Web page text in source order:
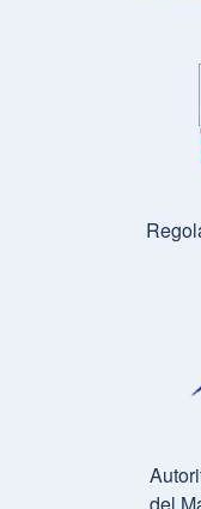
del